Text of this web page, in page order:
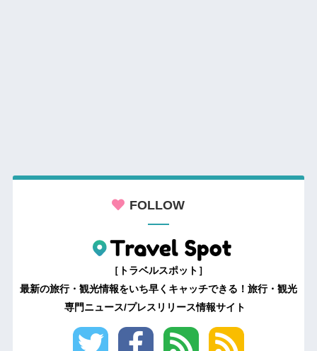
FOLLOW
［トラベルスポット］
最新の旅行・観光情報をいち早くキャッチできる！旅行・観光
専門ニュース/プレスリリース情報サイト